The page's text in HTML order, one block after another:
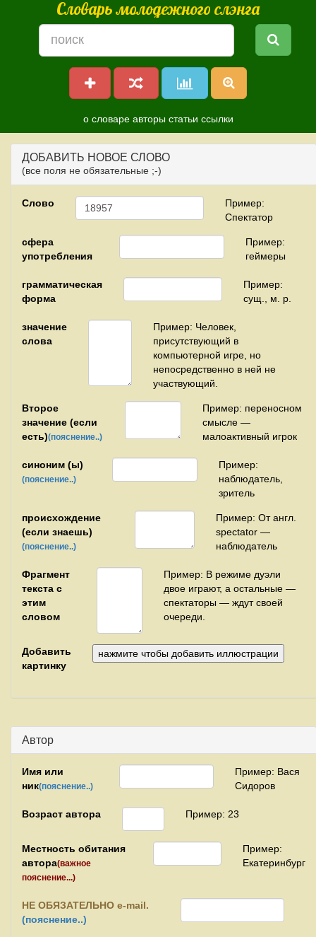
Словарь молодежного слэнга
о словаре авторы статьи ссылки
ДОБАВИТЬ НОВОЕ СЛОВО
(все поля не обязательные ;-)
Слово
Пример:
Спектатор
сфера
употребления
Пример:
геймеры
грамматическая
форма
Пример:
сущ., м. р.
значение
слова
Пример: Человек,
присутствующий в
компьютерной игре, но
непосредственно в ней не
участвующий.
Второе
значение (если
есть)(пояснение..)
Пример: переносном
смысле —
малоактивный игрок
синоним (ы)
(пояснение..)
Пример:
наблюдатель,
зритель
происхождение
(если знаешь)
(пояснение..)
Пример: От англ.
spectator —
наблюдатель
Фрагмент
текста с
этим
словом
Пример: В режиме дуэли
двое играют, а остальные —
спектаторы — ждут своей
очереди.
Добавить
картинку
Автор
Имя или
ник(пояснение..)
Пример: Вася
Сидоров
Возраст автора Пример: 23
Местность обитания
автора(важное
пояснение...)
Пример:
Екатеринбург
НЕ ОБЯЗАТЕЛЬНО e-mail.
(пояснение..)